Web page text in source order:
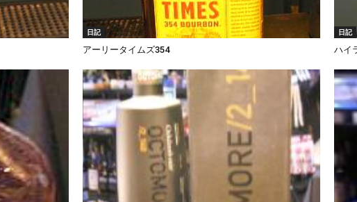
日記
アーリータイムズ354
日記
ハイ